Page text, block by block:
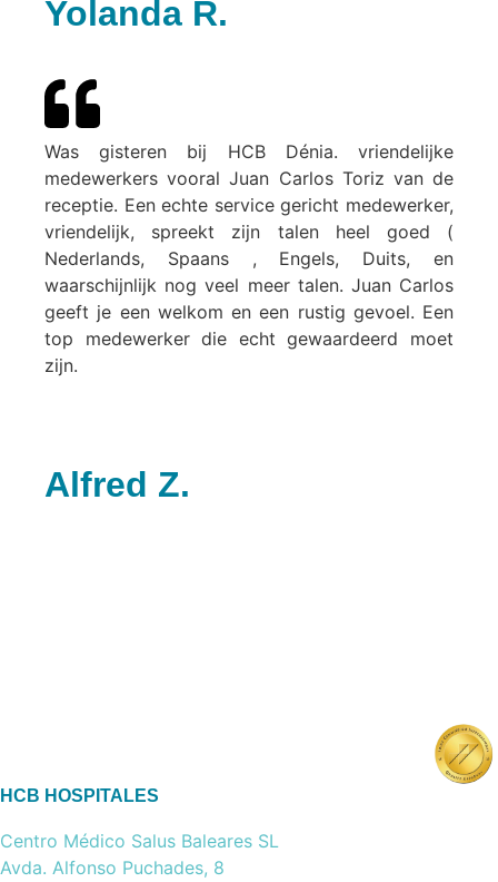
Yolanda R.
Was gisteren bij HCB Dénia. vriendelijke
medewerkers vooral Juan Carlos Toriz van de
receptie. Een echte service gericht medewerker,
vriendelijk, spreekt zijn talen heel goed (
Nederlands, Spaans , Engels, Duits, en
waarschijnlijk nog veel meer talen. Juan Carlos
geeft je een welkom en een rustig gevoel. Een
top medewerker die echt gewaardeerd moet
zijn.
Alfred Z.
HCB HOSPITALES
Centro Médico Salus Baleares SL
Avda. Alfonso Puchades, 8